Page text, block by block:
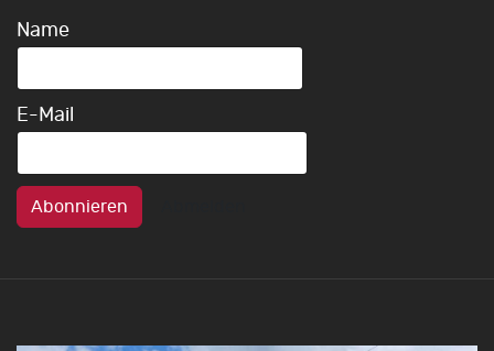
Name
E-Mail
Abonnieren